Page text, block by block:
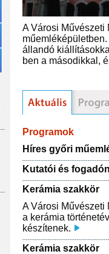
A Városi Művészeti
állandó
ben a másodikkal,
Programok
Híres győri
Kutatói és
Kerámia szakkör
A Városi Művészeti
a kerámia
készítenek.
Kerámia szakkör